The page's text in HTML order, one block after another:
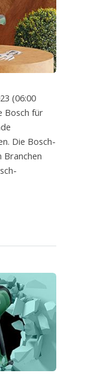
(06:00
Bosch für
Die Bosch-
Branchen